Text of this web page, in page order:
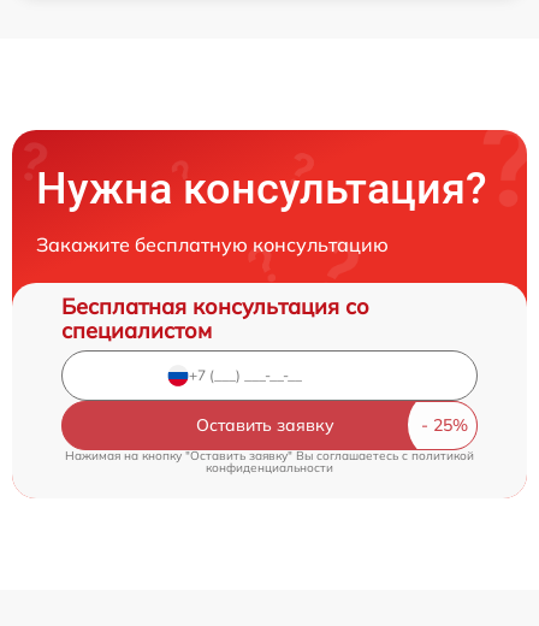
Нужна консультация?
Закажите бесплатную консультацию
Бесплатная консультация со
специалистом
Оставить заявку
Нажимая на кнопку "Оставить заявку" Вы соглашаетесь cполитикой
конфиденциальности